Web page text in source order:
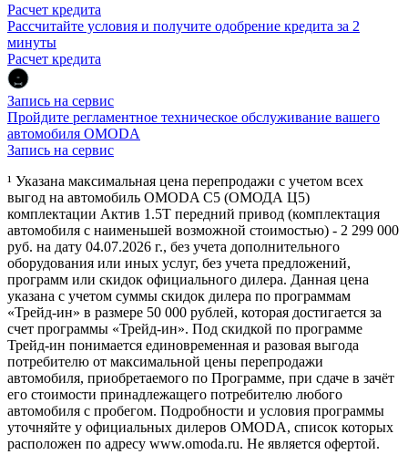
Расчет кредита
Рассчитайте условия и получите одобрение кредита за 2
минуты
Расчет кредита
Запись на сервис
Пройдите регламентное техническое обслуживание вашего
автомобиля OMODA
Запись на сервис
¹ Указана максимальная цена перепродажи с учетом всех
выгод на автомобиль OMODA C5 (ОМОДА Ц5)
комплектации Актив 1.5Т передний привод (комплектация
автомобиля с наименьшей возможной стоимостью) - 2 299 000
руб. на дату 04.07.2026 г., без учета дополнительного
оборудования или иных услуг, без учета предложений,
программ или скидок официального дилера. Данная цена
указана с учетом суммы скидок дилера по программам
«Трейд-ин» в размере 50 000 рублей, которая достигается за
счет программы «Трейд-ин». Под скидкой по программе
Трейд-ин понимается единовременная и разовая выгода
потребителю от максимальной цены перепродажи
автомобиля, приобретаемого по Программе, при сдаче в зачёт
его стоимости принадлежащего потребителю любого
автомобиля с пробегом. Подробности и условия программы
уточняйте у официальных дилеров OMODA, список которых
расположен по адресу www.omoda.ru. Не является офертой.